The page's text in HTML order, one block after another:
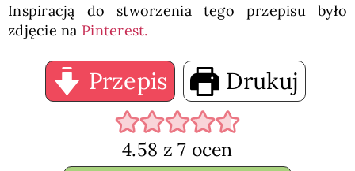
Inspiracją do stworzenia tego przepisu było
zdjęcie na Pinterest.
Przepis Drukuj
4.58 z7 ocen